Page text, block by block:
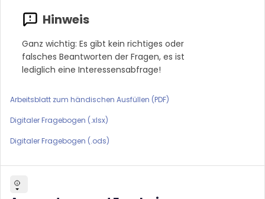
Ganz wichtig: Es gibt kein richtiges oder
falsches Beantworten der Fragen, es ist
lediglich eine Interessensabfrage!
Arbeitsblatt zum händischen Ausfüllen (PDF)
Digitaler Fragebogen (.xlsx)
Digitaler Fragebogen (.ods)